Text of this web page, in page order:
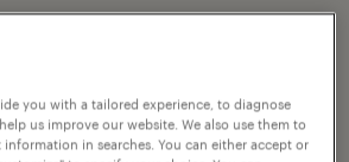
you with a tailored experience, to diagnose
us improve our website. We also use them to
in searches. You can either accept or